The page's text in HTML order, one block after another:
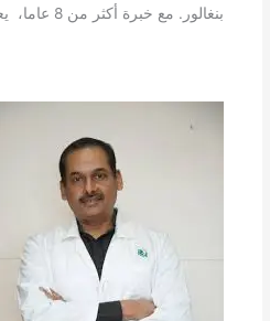
بنغالور. مع خبرة أكثر من 8 عاما، يعتبر الدكتور مانيش […]